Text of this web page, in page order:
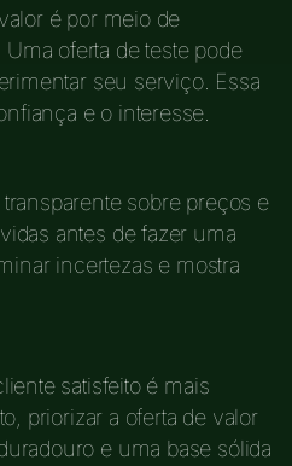
é por meio de
oferta de teste pode
seu serviço. Essa
e o interesse.
sobre preços e
antes de fazer uma
incertezas e mostra
satisfeito é mais
priorizar a oferta de valor
e uma base sólida